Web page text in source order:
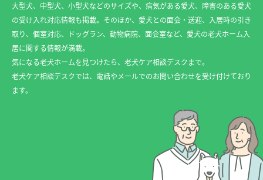
大型犬、中型犬、小型犬などのサイズや、病気がある愛犬、障害のある愛犬
の受け入れ対応情報も掲載。そのほか、愛犬との面会・送迎、入居時の引き
取り、個室対応、ドッグラン、動物病院、面会室など、愛犬の老犬ホーム入
居に関する情報が満載。
気になる老犬ホームを見つけたら、老犬ケア相談デスクまで。
老犬ケア相談デスクでは、電話やメールでのお問い合わせを受け付けており
ます。